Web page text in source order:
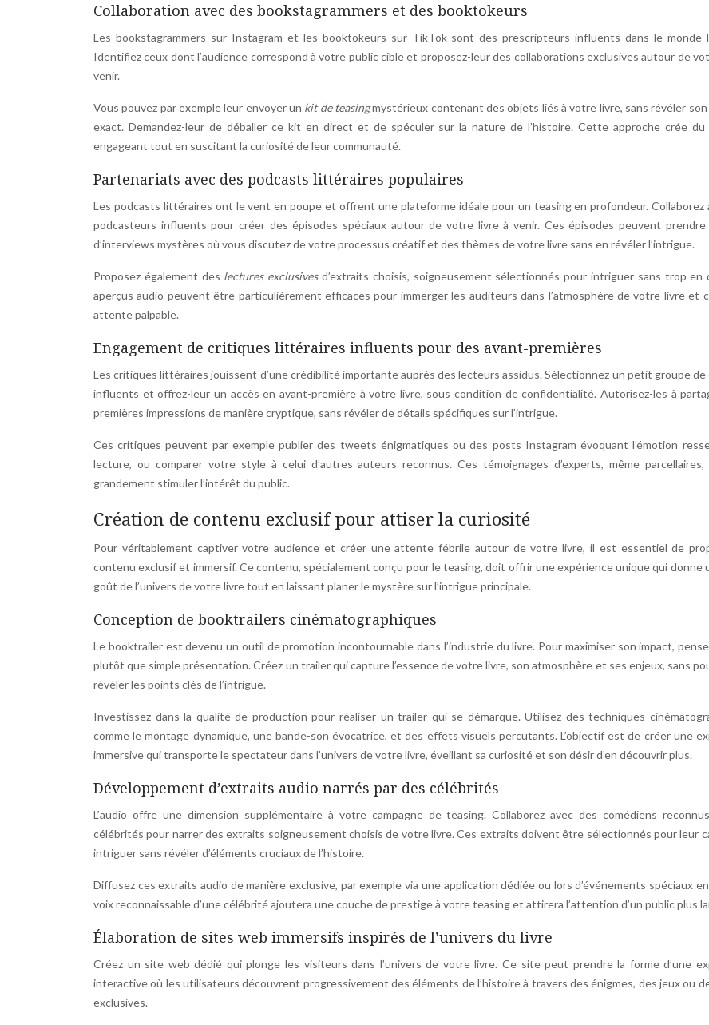
Collaboration avec des bookstagrammers et des booktokeurs
Les bookstagrammers sur Instagram et les booktokeurs sur TikTok sont des prescripteurs influents dans le monde
Identifiez ceux dont l’audience correspond à votre public cible et proposez-leur des collaborations exclusives autour de
venir.
Vous pouvez par exemple leur envoyer un kit de teasingmystérieux contenant des objets liés à votre livre, sans révéler
exact. Demandez-leur de déballer ce kit en direct et de spéculer sur la nature de l’histoire. Cette approche crée du
engageant tout en suscitant la curiosité de leur communauté.
Partenariats avec des podcasts littéraires populaires
Les podcasts littéraires ont le vent en poupe et offrent une plateforme idéale pour un teasing en profondeur. Collaborez
podcasteurs influents pour créer des épisodes spéciaux autour de votre livre à venir. Ces épisodes peuvent prendre
d’interviews mystères où vous discutez de votre processus créatif et des thèmes de votre livre sans en révéler l’intrigue.
Proposez également des lectures exclusivesd’extraits choisis, soigneusement sélectionnés pour intriguer sans trop en
aperçus audio peuvent être particulièrement efficaces pour immerger les auditeurs dans l’atmosphère de votre livre et
attente palpable.
Engagement de critiques littéraires influents pour des avant-premières
Les critiques littéraires jouissent d’une crédibilité importante auprès des lecteurs assidus. Sélectionnez un petit groupe
influents et offrez-leur un accès en avant-première à votre livre, sous condition de confidentialité. Autorisez-les à
premières impressions de manière cryptique, sans révéler de détails spécifiques sur l’intrigue.
Ces critiques peuvent par exemple publier des tweets énigmatiques ou des posts Instagram évoquant l’émotion
lecture, ou comparer votre style à celui d’autres auteurs reconnus. Ces témoignages d’experts, même parcellaires,
grandement stimuler l’intérêt du public.
Création de contenu exclusif pour attiser la curiosité
Pour véritablement captiver votre audience et créer une attente fébrile autour de votre livre, il est essentiel de
contenu exclusif et immersif. Ce contenu, spécialement conçu pour le teasing, doit offrir une expérience unique qui donne
goût de l’univers de votre livre tout en laissant planer le mystère sur l’intrigue principale.
Conception de booktrailers cinématographiques
Le booktrailer est devenu un outil de promotion incontournable dans l’industrie du livre. Pour maximiser son impact,
plutôt que simple présentation. Créez un trailer qui capture l’essence de votre livre, son atmosphère et ses enjeux, sans
révéler les points clés de l’intrigue.
Investissez dans la qualité de production pour réaliser un trailer qui se démarque. Utilisez des techniques
comme le montage dynamique, une bande-son évocatrice, et des effets visuels percutants. L’objectif est de créer une
immersive qui transporte le spectateur dans l’univers de votre livre, éveillant sa curiosité et son désir d’en découvrir plus.
Développement d’extraits audio narrés par des célébrités
L’audio offre une dimension supplémentaire à votre campagne de teasing. Collaborez avec des comédiens
célébrités pour narrer des extraits soigneusement choisis de votre livre. Ces extraits doivent être sélectionnés pour leur
intriguer sans révéler d’éléments cruciaux de l’histoire.
Diffusez ces extraits audio de manière exclusive, par exemple via une application dédiée ou lors d’événements spéciaux
voix reconnaissable d’une célébrité ajoutera une couche de prestige à votre teasing et attirera l’attention d’un public plus
Élaboration de sites web immersifs inspirés de l’univers du livre
Créez un site web dédié qui plonge les visiteurs dans l’univers de votre livre. Ce site peut prendre la forme d’une
interactive où les utilisateurs découvrent progressivement des éléments de l’histoire à travers des énigmes, des jeux ou
exclusives.